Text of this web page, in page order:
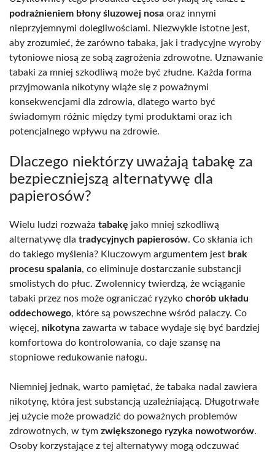
podrażnieniem błony śluzowej nosa oraz innymi
nieprzyjemnymi dolegliwościami. Niezwykle istotne jest,
aby zrozumieć, że zarówno tabaka, jak i tradycyjne wyroby
tytoniowe niosą ze sobą zagrożenia zdrowotne. Uznawanie
tabaki za mniej szkodliwą może być złudne. Każda forma
przyjmowania nikotyny wiąże się z poważnymi
konsekwencjami dla zdrowia, dlatego warto być
świadomym różnic między tymi produktami oraz ich
potencjalnego wpływu na zdrowie.
Dlaczego niektórzy uważają tabakę za
bezpieczniejszą alternatywę dla
papierosów?
Wielu ludzi rozważa tabakę jako mniej szkodliwą
alternatywę dla tradycyjnych papierosów. Co skłania ich
do takiego myślenia? Kluczowym argumentem jest brak
procesu spalania, co eliminuje dostarczanie substancji
smolistych do płuc. Zwolennicy twierdzą, że wciąganie
tabaki przez nos może ograniczać ryzyko chorób układu
oddechowego, które są powszechne wśród palaczy. Co
więcej, nikotyna zawarta w tabace wydaje się być bardziej
komfortowa do kontrolowania, co daje szansę na
stopniowe redukowanie nałogu.
Niemniej jednak, warto pamiętać, że tabaka nadal zawiera
nikotynę, która jest substancją uzależniającą. Długotrwałe
jej użycie może prowadzić do poważnych problemów
zdrowotnych, w tym zwiększonego ryzyka nowotworów.
Osoby korzystające z tej alternatywy mogą odczuwać